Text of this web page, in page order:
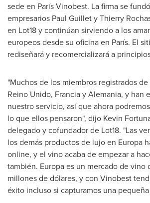
sede en París Vinobest. La firma se
empresarios Paul GuilletyThierry
en Lot18 y continúan sirviendo a los
europeos desde su oficina en París. El
rediseñará y recomercializará a
"Muchos de los miembros registrados
Reino Unido, Francia y Alemania, y han
nuestro servicio, así que ahora
lo que ellos pensaron", dijo Kevin
delegado y cofundador de Lot18. "Las
los demás productos de lujo en Europa
online, y el vino acaba de empezar a
también. Europa es un mercado de vino
millones de dólares, y con Vinobest
éxito incluso si capturamos una